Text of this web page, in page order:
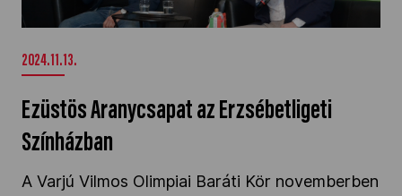
Színházban" />
2024.11.13.
Ezüstös Aranycsapat az Erzsébetligeti
Színházban
A Varjú Vilmos Olimpiai Baráti Kör novemberben